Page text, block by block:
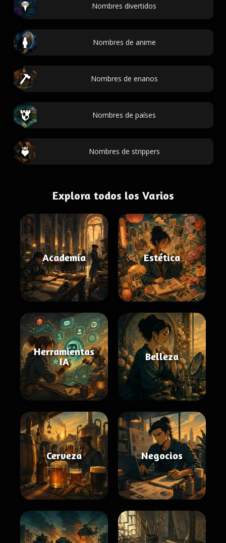
Nombres divertidos
Nombres de anime
Nombres de enanos
Nombres de países
Nombres de strippers
Explora todos los Varios
Academia Estética
Herramientas
IA
Belleza
Cerveza Negocios